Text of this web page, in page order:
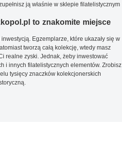
ją właśnie w sklepie filatelistycznym
to znakomite miejsce
Egzemplarze, które ukazały się w
tworzą całą kolekcję, wtedy masz
realne zyski. Jednak, żeby inwestować
i innych filatelistycznych elementów. Zrobisz
tysięcy znaczków kolekcjonerskich